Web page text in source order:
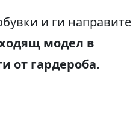
и ги направите
модел в
от гардероба.